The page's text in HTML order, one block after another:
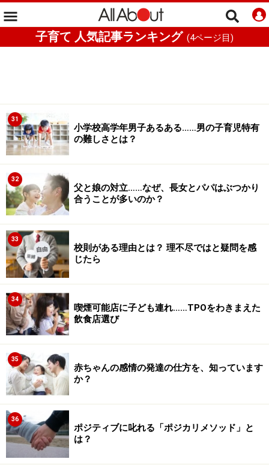
子育て 人気記事ランキング (4ページ目)
31
小学校高学年男子あるある……男の子育児特有
の難しさとは？
32
父と娘の対立……なぜ、長女とパパはぶつかり
合うことが多いのか？
33
校則がある理由とは？ 理不尽ではと疑問を感
じたら
34
喫煙可能店に子ども連れ……TPOをわきまえた
飲食店選び
35
赤ちゃんの感情の発達の仕方を、知っています
か？
36
ポジティブに叱れる「ポジカリメソッド」と
は？